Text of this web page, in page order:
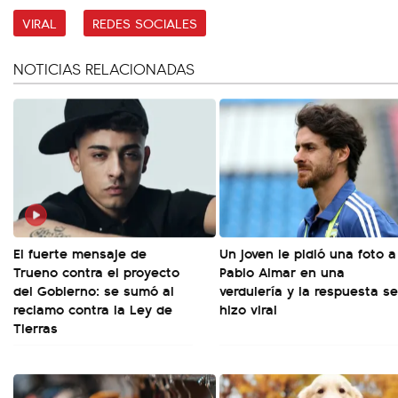
VIRAL REDES SOCIALES
NOTICIAS RELACIONADAS
El fuerte mensaje de
Trueno contra el proyecto
del Gobierno: se sumó al
reclamo contra la Ley de
Tierras
Un joven le pidió una foto a
Pablo Aimar en una
verdulería y la respuesta se
hizo viral